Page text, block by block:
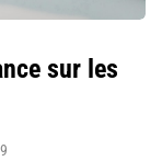
sur les